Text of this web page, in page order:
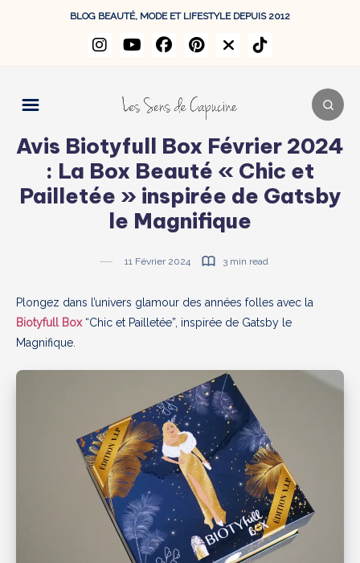
BLOG BEAUTÉ, MODE ET LIFESTYLE DEPUIS 2012
Avis Biotyfull Box Février 2024
: La Box Beauté « Chic et
Pailletée » inspirée de Gatsby
le Magnifique
11 Février 2024 3 min read
Plongez dans l’univers glamour des années folles avec la
Biotyfull Box“Chic et Pailletée”, inspirée de Gatsby le
Magnifique.